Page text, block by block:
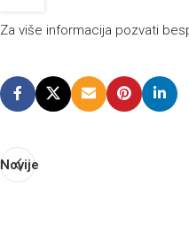
Za više informacija pozvati
Novije